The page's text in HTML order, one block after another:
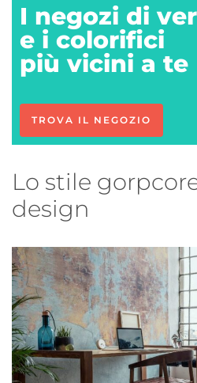
I negozi di
e i colorifici
più vicini a te
TROVA IL NEGOZIO
Lo stile
design